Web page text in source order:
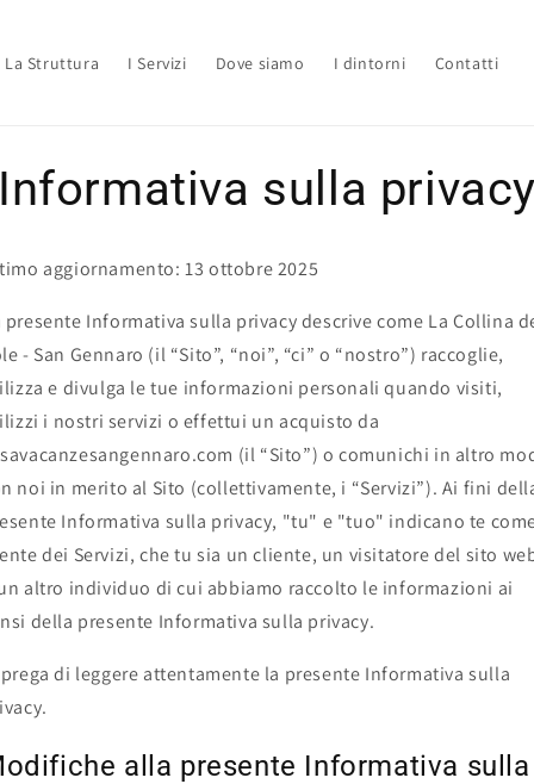
La Struttura I Servizi Dove siamo I dintorni Contatti
Informativa sulla
aggiornamento: 13 ottobre 2025
presente Informativa sulla privacy descrive come La Collina
- San Gennaro (il “Sito”, “noi”, “ci” o “nostro”) raccoglie,
e divulga le tue informazioni personali quando visiti,
i nostri servizi o effettui un acquisto da
(il “Sito”) o comunichi in altro
noi in merito al Sito (collettivamente, i “Servizi”). Ai fini
Informativa sulla privacy, "tu" e "tuo" indicano te
dei Servizi, che tu sia un cliente, un visitatore del sito
altro individuo di cui abbiamo raccolto le informazioni ai
della presente Informativa sulla privacy.
prega di leggere attentamente la presente Informativa sulla
alla presente Informativa sulla